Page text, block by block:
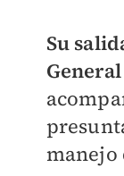
Su
manejo